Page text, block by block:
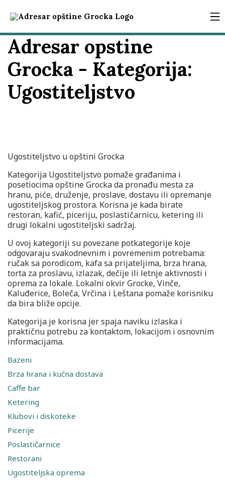
Adresar opstine
Grocka - Kategorija:
Ugostiteljstvo
Ugostiteljstvo u opštini Grocka
Kategorija Ugostiteljstvo pomaže građanima i
posetiocima opštine Grocka da pronađu mesta za
hranu, piće, druženje, proslave, dostavu ili opremanje
ugostiteljskog prostora. Korisna je kada birate
restoran, kafić, piceriju, poslastičarnicu, ketering ili
drugi lokalni ugostiteljski sadržaj.
U ovoj kategoriji su povezane potkategorije koje
odgovaraju svakodnevnim i povremenim potrebama:
ručak sa porodicom, kafa sa prijateljima, brza hrana,
torta za proslavu, izlazak, dečije ili letnje aktivnosti i
oprema za lokale. Lokalni okvir Grocke, Vinče,
Kaluđerice, Boleča, Vrčina i Leštana pomaže korisniku
da bira bliže opcije.
Kategorija je korisna jer spaja naviku izlaska i
praktičnu potrebu za kontaktom, lokacijom i osnovnim
informacijama.
Bazeni
Brza hrana i kućna dostava
Caffe bar
Ketering
Klubovi i diskoteke
Picerije
Poslastičarnice
Restorani
Ugostiteljska oprema